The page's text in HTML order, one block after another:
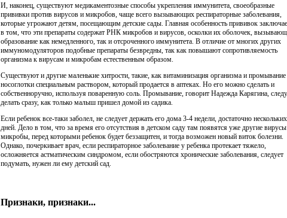
И, наконец, существуют медикаментозные способы укрепления иммунитета, своеобразные
прививки против вирусов и микробов, чаще всего вызывающих респираторные заболевания,
которые угрожают детям, посещающим детские сады. Главная особенность прививок
в том, что эти препараты содержат РНК микробов и вирусов, осколки их оболочек,
образование как немедленного, так и отсроченного иммунитета. В отличие от многих других
иммуномодуляторов подобные препараты безвредны, так как повышают сопротивляемость
организма к вирусам и микробам естественным образом.
Существуют и другие маленькие хитрости, такие, как витаминизация организма и промывание
носоглотки специальным раствором, который продается в аптеках. Но его можно сделать и
собственноручно, используя поваренную соль. Промывание, говорит Надежда Карягина,
делать сразу, как только малыш пришел домой из садика.
Если ребенок все-таки заболел, не следует держать его дома 3-4 недели, достаточно нескольких
дней. Дело в том, что за время его отсутствия в детском саду там появятся уже другие
микробы, перед которыми ребенок будет беззащитен, и тогда возможен новый виток болезни.
Однако, почеркивает врач, если респираторное заболевание у ребенка протекает тяжело,
осложняется астматическим синдромом, если обостряются хронические заболевания, следует
подумать, нужен ли ему детский сад.
Признаки, признаки...